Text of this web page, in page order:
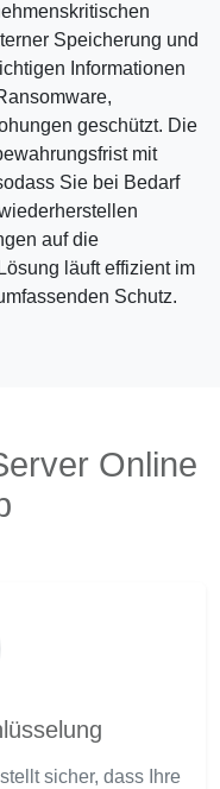
Speicherung und
Informationen
geschützt. Die
mit
Sie bei Bedarf
auf die
läuft effizient im
Schutz.
Online
sicher, dass Ihre